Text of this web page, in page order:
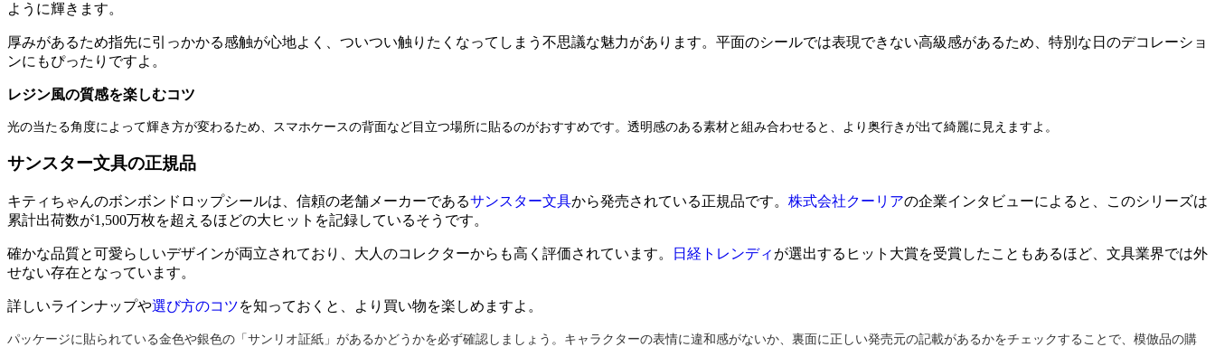
ように輝きます。
厚みがあるため指先に引っかかる感触が心地よく、ついつい触りたくなってしまう不思議な魅力があります。平面のシールでは表現できない高級感があるため、特別な日のデコレーショ
ンにもぴったりですよ。
レジン風の質感を楽しむコツ
光の当たる角度によって輝き方が変わるため、スマホケースの背面など目立つ場所に貼るのがおすすめです。透明感のある素材と組み合わせると、より奥行きが出て綺麗に見えますよ。
サンスター文具の正規品
キティちゃんのボンボンドロップシールは、信頼の老舗メーカーであるサンスター文具から発売されている正規品です。 株式会社クーリアの企業インタビューによると、このシリーズは
累計出荷数が1,500万枚を超えるほどの大ヒットを記録しているそうです。
確かな品質と可愛らしいデザインが両立されており、大人のコレクターからも高く評価されています。 日経トレンディ が選出するヒット大賞を受賞したこともあるほど、文具業界では外
せない存在となっています。
詳しいラインナップや選び方のコツを知っておくと、より買い物を楽しめますよ。
パッケージに貼られている金色や銀色の「サンリオ証紙」があるかどうかを必ず確認しましょう。キャラクターの表情に違和感がないか、裏面に正しい発売元の記載があるかをチェックすることで、模倣品の購